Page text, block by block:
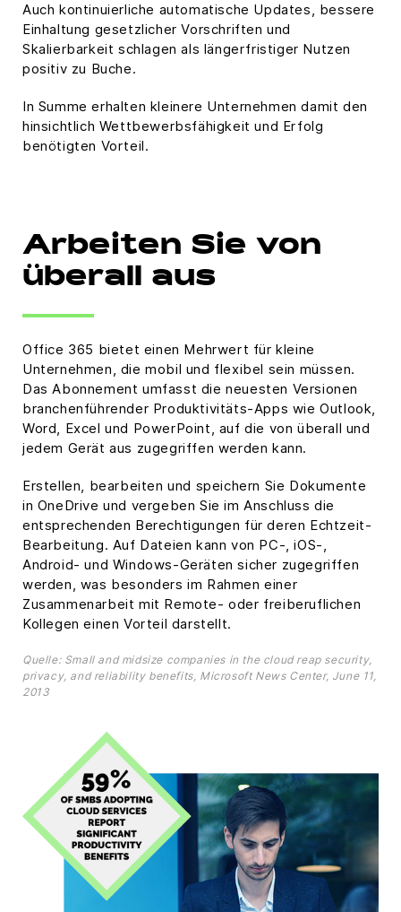
Auch kontinuierliche automatische Updates, bessere
Einhaltung gesetzlicher Vorschriften und
Skalierbarkeit schlagen als längerfristiger Nutzen
positiv zu Buche.
In Summe erhalten kleinere Unternehmen damit den
hinsichtlich Wettbewerbsfähigkeit und Erfolg
benötigten Vorteil.
Arbeiten Sie von
überall aus
Office 365 bietet einen Mehrwert für kleine
Unternehmen, die mobil und flexibel sein müssen.
Das Abonnement umfasst die neuesten Versionen
branchenführender Produktivitäts-Apps wie Outlook,
Word, Excel und PowerPoint, auf die von überall und
jedem Gerät aus zugegriffen werden kann.
Erstellen, bearbeiten und speichern Sie Dokumente
in OneDrive und vergeben Sie im Anschluss die
entsprechenden Berechtigungen für deren Echtzeit-
Bearbeitung. Auf Dateien kann von PC-, iOS-,
Android- und Windows-Geräten sicher zugegriffen
werden, was besonders im Rahmen einer
Zusammenarbeit mit Remote- oder freiberuflichen
Kollegen einen Vorteil darstellt.
Quelle: Small and midsize companies in the cloud reap security,
privacy, and reliability benefits, Microsoft News Center, June 11,
2013